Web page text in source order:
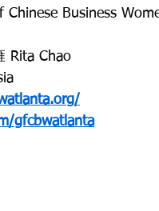
Business
Rita Chao
gfcbwatlanta